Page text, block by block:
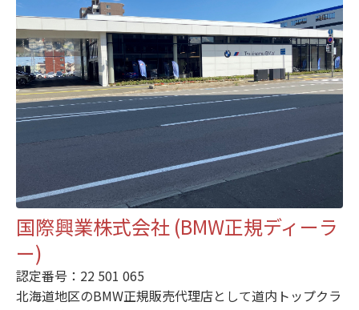
国際興業株式会社 (BMW正規ディーラ
ー)
認定番号：22 501 065
北海道地区のBMW正規販売代理店として道内トップクラ